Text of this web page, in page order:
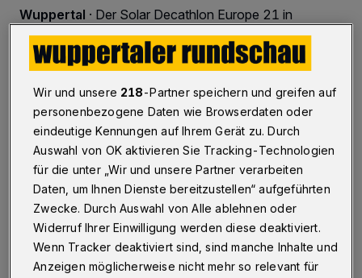
Wuppertal · Der Solar Decathlon Europe 21 in
Wettbewerbs für nachhaltiges urbanes Bauen und
Leben findet wegen der weltweiten Corona-Pandemie
Organisationsteam auf die aktuelle Lage. Das
Hauptevent des internationalen
Hochschulwettbewerbs war ursprünglich für
September 2021 angesetzt.
24.06.2020 , 16:00 Uhr 2 Minuten Lesezeit
Wir und unsere 218-Partner speichern und greifen auf
personenbezogene Daten wie Browserdaten oder
eindeutige Kennungen auf Ihrem Gerät zu. Durch
Auswahl von OK aktivieren Sie Tracking-Technologien
für die unter „Wir und unsere Partner verarbeiten
Daten, um Ihnen Dienste bereitzustellen“ aufgeführten
Zwecke. Durch Auswahl von Alle ablehnen oder
Widerruf Ihrer Einwilligung werden diese deaktiviert.
Wenn Tracker deaktiviert sind, sind manche Inhalte und
Anzeigen möglicherweise nicht mehr so relevant für